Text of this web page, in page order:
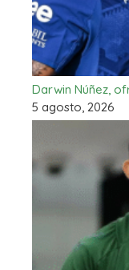
Darwin Núñez,
5 agosto, 2026